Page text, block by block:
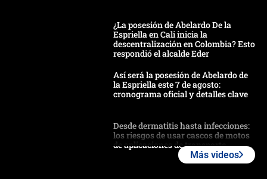
¿La posesión de Abelardo De la
Espriella en Cali inicia la
descentralización en Colombia? Esto
respondió el alcalde Eder
Así será la posesión de Abelardo de
la Espriella este 7 de agosto:
cronograma oficial y detalles clave
Desde dermatitis hasta infecciones:
los riesgos de usar cascos de motos
de aplicaciones de transporte
Más videos